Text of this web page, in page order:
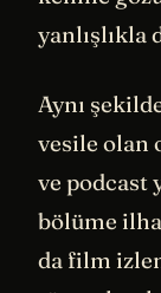
yanlışlıkla
Aynı
vesile olan
ve podcast
bölüme
da film